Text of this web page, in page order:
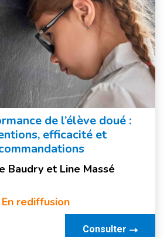
de l’élève doué :
efficacité et
Baudry et Line Massé
En rediffusion
Consulter